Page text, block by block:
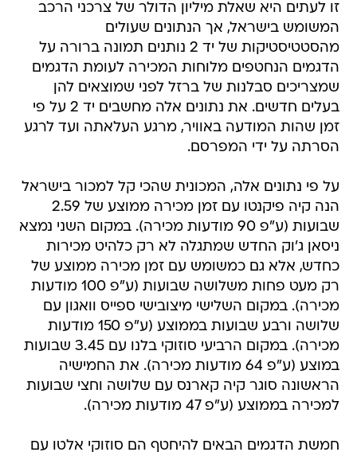
זו לעתים היא שאלת מיליון הדולר של צרכני הרכב
המשומש בישראל, אך הנתונים שעולים
מהסטטיסטיקות של יד 2 נותנים תמונה ברורה על
הדגמים הנחטפים מלוחות המכירה לעומת הדגמים
שמצריכים סבלנות של ברזל לפני שמוצאים להן
בעלים חדשים. את נתונים אלה מחשבים יד 2 על פי
זמן שהות המודעה באוויר, מרגע העלאתה ועד לרגע
הסרתה על ידי המפרסם.
על פי נתונים אלה, המכונית שהכי קל למכור בישראל
הנה קיה פיקנטו עם זמן מכירה ממוצע של 2.59
שבועות (ע"פ 90 מודעות מכירה). במקום השני נמצא
ניסאן ג'וק החדש שמתגלה לא רק כלהיט מכירות
כחדש, אלא גם כמשומש עם זמן מכירה ממוצע של
רק מעט פחות משלושה שבועות (ע"פ 100 מודעות
מכירה). במקום השלישי מיצובישי ספייס וואגון עם
שלושה ורבע שבועות בממוצע (ע"פ 150 מודעות
מכירה). במקום הרביעי סוזוקי בלנו עם 3.45 שבועות
במוצע (ע"פ 64 מודעות מכירה). את החמישיה
הראשונה סוגר קיה קארנס עם שלושה וחצי שבועות
למכירה בממוצע (ע"פ 47 מודעות מכירה).
חמשת הדגמים הבאים להיחטף הם סוזוקי אלטו עם